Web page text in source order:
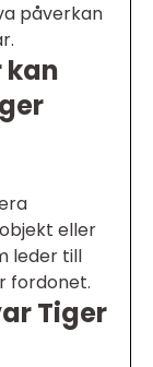
påverkan
kan
eller
leder till
fordonet.
Tiger